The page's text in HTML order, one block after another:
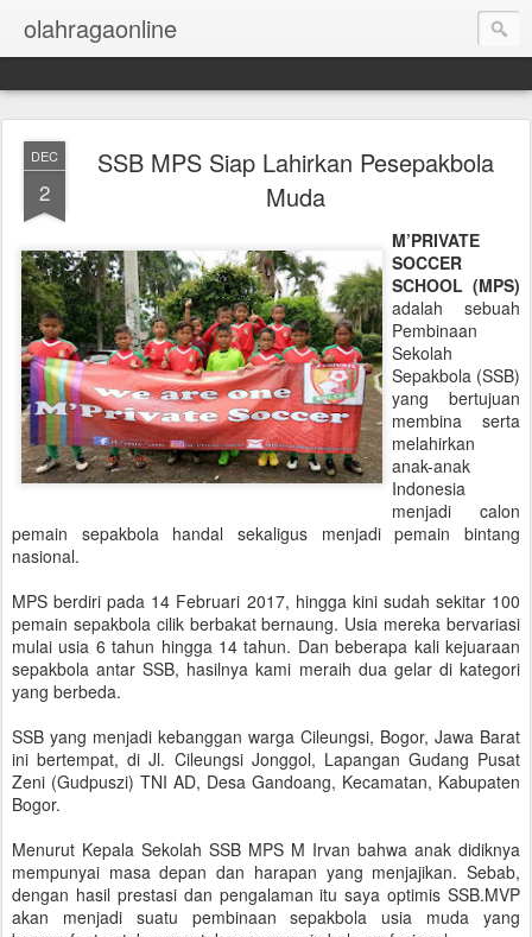
olahragaonline
DEC
2
SSB MPS Siap Lahirkan Pesepakbola
Muda
M’PRIVATE
SOCCER
SCHOOL (MPS)
adalah sebuah
Pembinaan
Sekolah
Sepakbola (SSB)
yang bertujuan
membina serta
melahirkan
anak-anak
Indonesia
menjadi calon
pemain sepakbola handal sekaligus menjadi pemain bintang
nasional.
MPS berdiri pada 14 Februari 2017, hingga kini sudah sekitar 100
pemain sepakbola cilik berbakat bernaung. Usia mereka bervariasi
mulai usia 6 tahun hingga 14 tahun. Dan beberapa kali kejuaraan
sepakbola antar SSB, hasilnya kami meraih dua gelar di kategori
yang berbeda.
SSB yang menjadi kebanggan warga Cileungsi, Bogor, Jawa Barat
ini bertempat, di Jl. Cileungsi Jonggol, Lapangan Gudang Pusat
Zeni (Gudpuszi) TNI AD, Desa Gandoang, Kecamatan, Kabupaten
Bogor.
Menurut Kepala Sekolah SSB MPS M Irvan bahwa anak didiknya
mempunyai masa depan dan harapan yang menjajikan. Sebab,
dengan hasil prestasi dan pengalaman itu saya optimis SSB.MVP
akan menjadi suatu pembinaan sepakbola usia muda yang